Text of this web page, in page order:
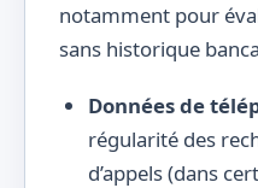
notamment pour
sans historique
Données de
régularité des
d’appels (dans